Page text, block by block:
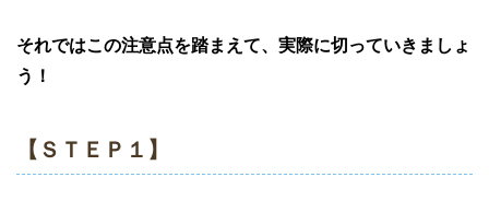
それではこの注意点を踏まえて、実際に切っていきましょ
う！
【ＳＴＥＰ１】